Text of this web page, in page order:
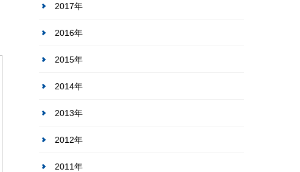
2017年
2016年
2015年
2014年
2013年
2012年
2011年